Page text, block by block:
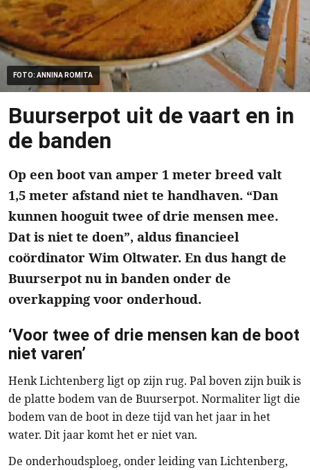
FOTO: ANNINA ROMITA
Buurserpot uit de vaart en in
de banden
Op een boot van amper 1 meter breed valt
1,5 meter afstand niet te handhaven. “Dan
kunnen hooguit twee of drie mensen mee.
Dat is niet te doen”, aldus financieel
coördinator Wim Oltwater. En dus hangt de
Buurserpot nu in banden onder de
overkapping voor onderhoud.
‘Voor twee of drie mensen kan de boot
niet varen’
Henk Lichtenberg ligt op zijn rug. Pal boven zijn buik is
de platte bodem van de Buurserpot. Normaliter ligt die
bodem van de boot in deze tijd van het jaar in het
water. Dit jaar komt het er niet van.
De onderhoudsploeg, onder leiding van Lichtenberg,